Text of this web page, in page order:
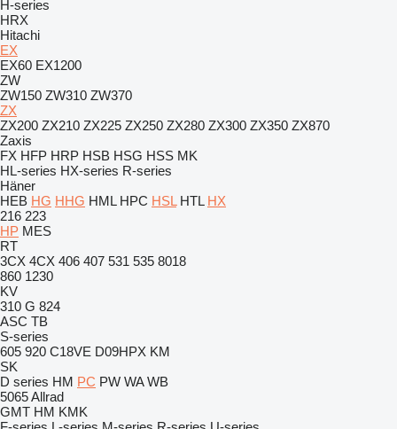
H-series
HRX
Hitachi
EX
EX60 EX1200
ZW
ZW150 ZW310 ZW370
ZX
ZX200 ZX210 ZX225 ZX250 ZX280 ZX300 ZX350 ZX870
Zaxis
FX HFP HRP HSB HSG HSS MK
HL-series HX-series R-series
Häner
HEB HG HHG HML HPC HSL HTL HX
216 223
HP MES
RT
3CX 4CX 406 407 531 535 8018
860 1230
KV
310 G 824
ASC TB
S-series
605 920 C18VE D09HPX KM
SK
D series HM PC PW WA WB
5065Allrad
GMT HM KMK